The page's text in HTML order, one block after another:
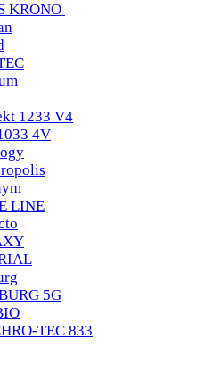
KRONO
1233 V4
4V
LINE
5G
TEC 833